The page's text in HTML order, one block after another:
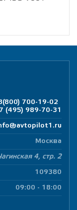
700-19-02
(495) 989-70-31
Москва
4, стр. 2
109380
09:00 - 18:00